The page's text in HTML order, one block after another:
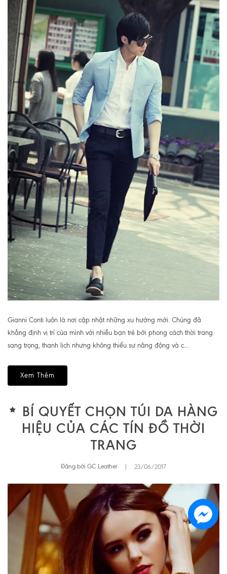
Gianni Conti luôn là nơi cập nhật những xu hướng mới. Chúng đã
khẳng định vị trí của mình với nhiều bạn trẻ bởi phong cách thời trang
sang trọng, thanh lịch nhưng không thiếu sự năng động và c...
Xem Thêm
BÍ QUYẾT CHỌN TÚI DA HÀNG
HIỆU CỦA CÁC TÍN ĐỒ THỜI
TRANG
Đăng bởi GC Leather 23/06/2017